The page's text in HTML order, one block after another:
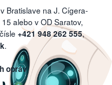
Bratislave na J. Cígera-
alebo v OD Saratov,
+421 948 262 555,
.
opráv